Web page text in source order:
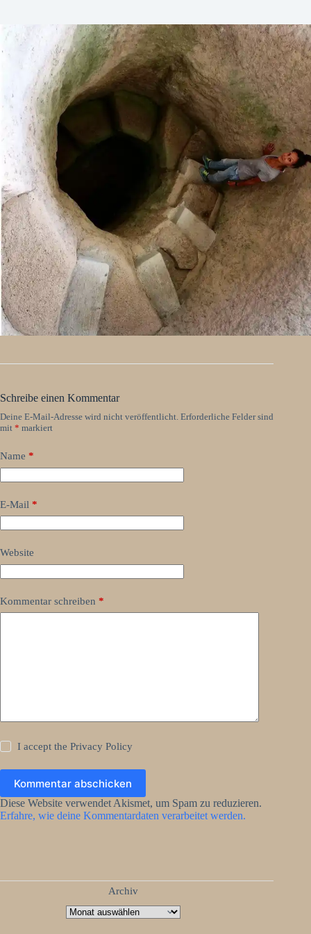
Schreibe einen Kommentar
Deine E-Mail-Adresse wird nicht veröffentlicht. Erforderliche Felder sind
mit * markiert
Name *
E-Mail *
Website
Kommentar schreiben *
I accept thePrivacy Policy
Kommentar abschicken
Diese Website verwendet Akismet, um Spam zu reduzieren.
Erfahre, wie deine Kommentardaten verarbeitet werden.
Archiv